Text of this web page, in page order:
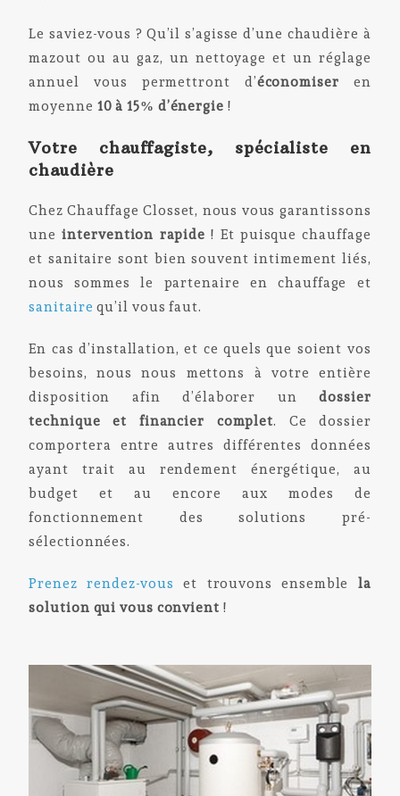
Le saviez-vous ? Qu’il s’agisse d’une chaudière à
mazout ou au gaz, un nettoyage et un réglage
annuel vous permettront d’économiser en
moyenne 10 à 15% d’énergie !
Votre chauffagiste, spécialiste en
chaudière
Chez Chauffage Closset, nous vous garantissons
uneintervention rapide ! Et puisque chauffage
et sanitaire sont bien souvent intimement liés,
nous sommes le partenaire en chauffage et
sanitaire qu’il vous faut.
En cas d’installation, et ce quels que soient vos
besoins, nous nous mettons à votre entière
disposition afin d’élaborer undossier
technique et financier complet. Ce dossier
comportera entre autres différentes données
ayant trait au rendement énergétique, au
budget et au encore aux modes de
fonctionnement des solutions pré-
sélectionnées.
Prenez rendez-vous et trouvons ensemble la
solution qui vous convient !